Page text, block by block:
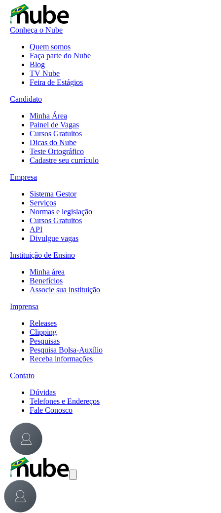
Conheça o Nube
Quem somos
Faça parte do Nube
Blog
TV Nube
Feira de Estágios
Candidato
Minha Área
Painel de Vagas
Cursos Gratuitos
Dicas do Nube
Teste Ortográfico
Cadastre seu currículo
Empresa
Sistema Gestor
Serviços
Normas e legislação
Cursos Gratuitos
API
Divulgue vagas
Instituição de Ensino
Minha área
Benefícios
Associe sua instituição
Imprensa
Releases
Clipping
Pesquisas
Pesquisa Bolsa-Auxílio
Receba informações
Contato
Dúvidas
Telefones e Endereços
Fale Conosco